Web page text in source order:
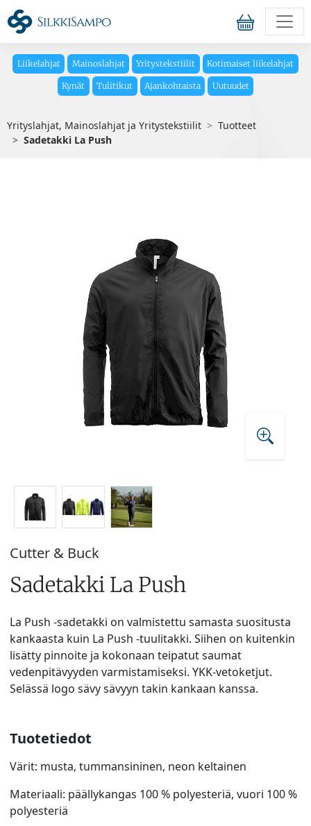
Liikelahjat Mainoslahjat Yritystekstiilit Kotimaiset liikelahjat
Kynät Tulitikut Ajankohtaista Uutuudet
Yrityslahjat, Mainoslahjat ja Yritystekstiilit
Tuotteet
Sadetakki La Push
Cutter & Buck
Sadetakki La Push
La Push -sadetakki on valmistettu samasta suositusta
kankaasta kuin La Push -tuulitakki. Siihen on kuitenkin
lisätty pinnoite ja kokonaan teipatut saumat
vedenpitävyyden varmistamiseksi. YKK-vetoketjut.
Selässä logo sävy sävyyn takin kankaan kanssa.
Tuotetiedot
Värit: musta, tummansininen, neon keltainen
Materiaali: päällykangas 100 % polyesteriä, vuori 100 %
polyesteriä